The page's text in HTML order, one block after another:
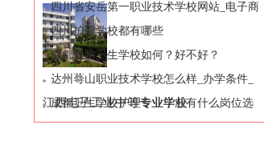
江西电子工业中等专业学校
四川省安岳第一职业技术学校网站_电子商
务专业
四川护理学校都有哪些
成都铁路卫生学校如何？好不好？
达州蕚山职业技术学校怎么样_办学条件_
就业去向
成都卫生学校护理专业毕业有什么岗位选